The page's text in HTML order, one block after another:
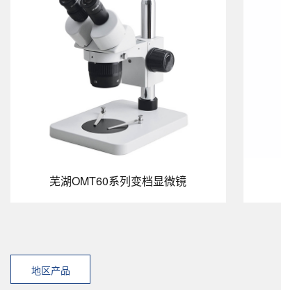
芜湖OMT60系列变档显微镜
地区产品